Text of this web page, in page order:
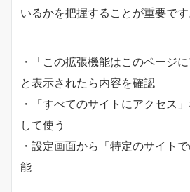
いるかを把握することが重要です
・「この拡張機能はこのページ
と表示されたら内容を確認
・「すべてのサイトにアクセス
して使う
・設定画面から「特定のサイト
能